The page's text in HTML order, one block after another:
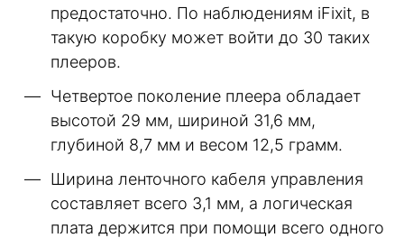
предостаточно. По наблюдениям iFixit, в
такую коробку может войти до 30 таких
плееров.
Четвертое поколение плеера обладает
высотой 29 мм, шириной 31,6 мм,
глубиной 8,7 мм и весом 12,5 грамм.
Ширина ленточного кабеля управления
составляет всего 3,1 мм, а логическая
плата держится при помощи всего одного